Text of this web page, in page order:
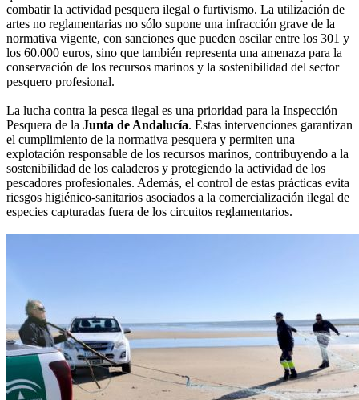
combatir la actividad pesquera ilegal o furtivismo. La utilización de
artes no reglamentarias no sólo supone una infracción grave de la
normativa vigente, con sanciones que pueden oscilar entre los 301 y
los 60.000 euros, sino que también representa una amenaza para la
conservación de los recursos marinos y la sostenibilidad del sector
pesquero profesional.
La lucha contra la pesca ilegal es una prioridad para la Inspección
Pesquera de la Junta de Andalucía. Estas intervenciones garantizan
el cumplimiento de la normativa pesquera y permiten una
explotación responsable de los recursos marinos, contribuyendo a la
sostenibilidad de los caladeros y protegiendo la actividad de los
pescadores profesionales. Además, el control de estas prácticas evita
riesgos higiénico-sanitarios asociados a la comercialización ilegal de
especies capturadas fuera de los circuitos reglamentarios.